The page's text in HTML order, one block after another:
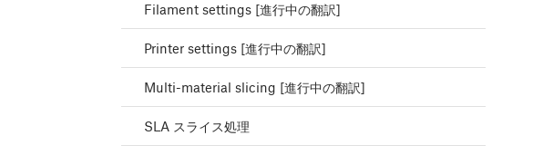
Filament settings [進行中の翻訳]
Printer settings [進行中の翻訳]
Multi-material slicing [進行中の翻訳]
SLA スライス処理